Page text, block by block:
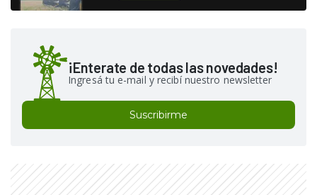
¡Enterate de todas las novedades!
Ingresá tu e-mail y recibí nuestro newsletter
Suscribirme